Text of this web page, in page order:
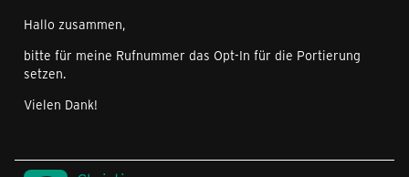
Hallo zusammen,
bitte für meine Rufnummer das Opt-In für die Portierung
setzen.
Vielen Dank!